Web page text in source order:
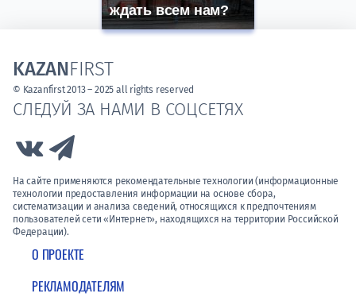
ждать всем нам?
О ПРОЕКТЕ
РЕКЛАМОДАТЕЛЯМ
СЛЕДУЙ ЗА НАМИ В СОЦСЕТЯХ
Link to Vk
На сайте применяются рекомендательные технологии (информационные
технологии предоставления информации на основе сбора,
систематизации и анализа сведений, относящихся к предпочтениям
пользователей сети «Интернет», находящихся на территории Российской
Федерации).
KAZANFIRST
© Kazanfirst 2013 – 2025 all rights reserved